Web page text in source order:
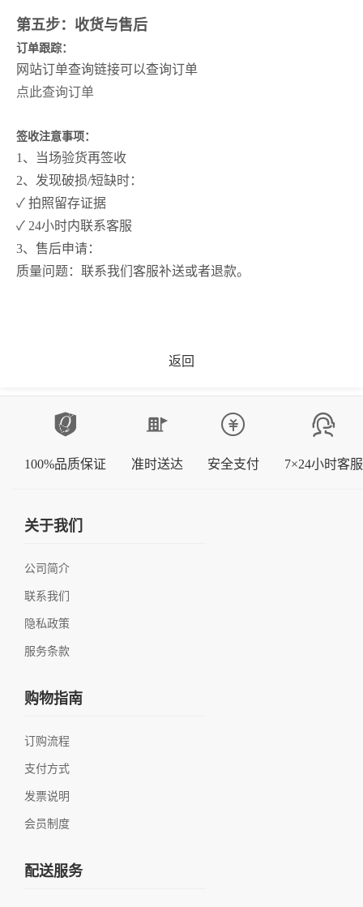
第五步：收货与售后
订单跟踪：
网站订单查询链接可以查询订单
点此查询订单
签收注意事项：
1、当场验货再签收
2、发现破损/短缺时：
✓ 拍照留存证据
✓ 24小时内联系客服
3、售后申请：
质量问题：联系我们客服补送或者退款。
返回
100%品质保证 准时送达 安全支付 7×24小时客服
关于我们
公司简介
联系我们
隐私政策
服务条款
购物指南
订购流程
支付方式
发票说明
会员制度
配送服务